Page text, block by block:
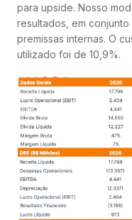
para upside. Nosso
resultados, em
premissas internas. O
utilizado foi de 10,9%.